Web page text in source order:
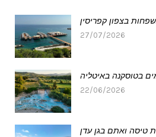
בצפון קפריסין
27/07/2026
בטוסקנה באיטליה
22/06/2026